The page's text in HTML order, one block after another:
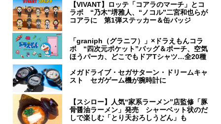
【VIVANT】ロッテ「コアラのマーチ」とコ
ラボ “乃木”堺雅人、“ノコル”二宮和也らが
コアラに 第1弾ステッカー＆缶バッジ
「graniph（グラニフ）」×ドラえもんコラ
ボ “四次元ポケット”バッグ＆ポーチ、空気
ほうパーカ、どこでもドアTシャツ…全20種
メガドライブ・セガサターン・ドリームキャ
スト セガゲーム機が腕時計に
【スシロー】人気“家系ラーメン”店監修「豚
骨醤油ラーメン」発売 シャーベット状のだ
しで楽しむ「とり天おろしうどん」も